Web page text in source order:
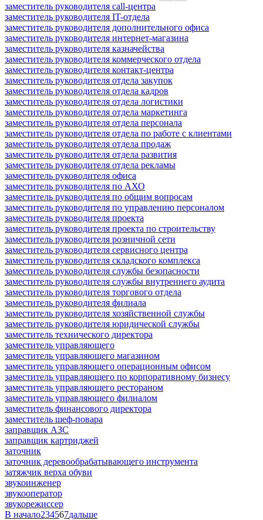
заместитель руководителя call-центра
заместитель руководителя IT-отдела
заместитель руководителя дополнительного офиса
заместитель руководителя интернет-магазина
заместитель руководителя казначейства
заместитель руководителя коммерческого отдела
заместитель руководителя контакт-центра
заместитель руководителя отдела закупок
заместитель руководителя отдела кадров
заместитель руководителя отдела логистики
заместитель руководителя отдела маркетинга
заместитель руководителя отдела персонала
заместитель руководителя отдела по работе с клиентами
заместитель руководителя отдела продаж
заместитель руководителя отдела развития
заместитель руководителя отдела рекламы
заместитель руководителя офиса
заместитель руководителя по АХО
заместитель руководителя по общим вопросам
заместитель руководителя по управлению персоналом
заместитель руководителя проекта
заместитель руководителя проекта по строительству
заместитель руководителя розничной сети
заместитель руководителя сервисного центра
заместитель руководителя складского комплекса
заместитель руководителя службы безопасности
заместитель руководителя службы внутреннего аудита
заместитель руководителя торгового отдела
заместитель руководителя филиала
заместитель руководителя хозяйственной службы
заместитель руководителя юридической службы
заместитель технического директора
заместитель управляющего
заместитель управляющего магазином
заместитель управляющего операционным офисом
заместитель управляющего по корпоративному бизнесу
заместитель управляющего рестораном
заместитель управляющего филиалом
заместитель финансового директора
заместитель шеф-повара
заправщик АЗС
заправщик картриджей
заточник
заточник деревообрабатывающего инструмента
затяжчик верха обуви
звукоинженер
звукооператор
звукорежиссер
В начало234567дальше